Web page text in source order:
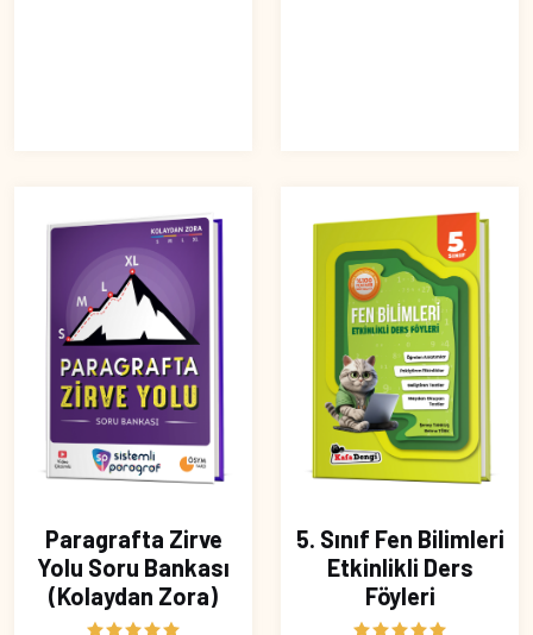
Paragrafta Zirve
Yolu Soru Bankası
(Kolaydan Zora)
5. Sınıf Fen Bilimleri
Etkinlikli Ders
Föyleri